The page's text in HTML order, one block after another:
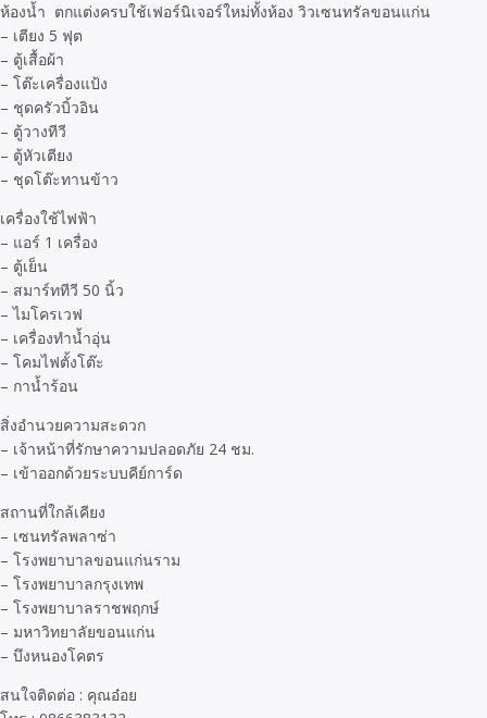
ห้องน้ำ​ ​ ตกแต่งครบ​ใช้เฟอร์นิเจอร์ใหม่ทั้งห้อง​ วิวเซนทรัลขอนแก่น
– เตียง​ 5 ฟุต
– ตู้เสื้อผ้า
– โต๊ะเครื่องแป้ง
– ชุดครัวบิ้วอิน
– ตู้วางทีวี
– ตู้หัวเตียง
– ชุดโต๊ะทานข้าว
เครื่องใช้ไฟฟ้า
– แอร์​ 1 เครื่อง
– ตู้เย็น
– สมาร์ททีวี 50 นิ้ว
– ไมโครเวฟ
– เครื่องทำน้ำอุ่น
– โคมไฟตั้งโต๊ะ
– กาน้ำร้อน
สิ่งอำนวยความสะดวก
– เจ้าหน้าที่รักษาความปลอดภัย​ 24​ ชม.
– เข้าออกด้วยระบบคีย์​การ์ด
สถานที่ใกล้เคียง
– เซนทรัลพลาซ่า
– โรงพยาบาลขอนแก่นราม
– โรงพยาบาลกรุงเทพ
– โรงพยาบาลราชพฤกษ์
– มหาวิทยาลัยขอนแก่น
– บึงหนองโคตร
สนใจติดต่อ : คุณอ๋อย